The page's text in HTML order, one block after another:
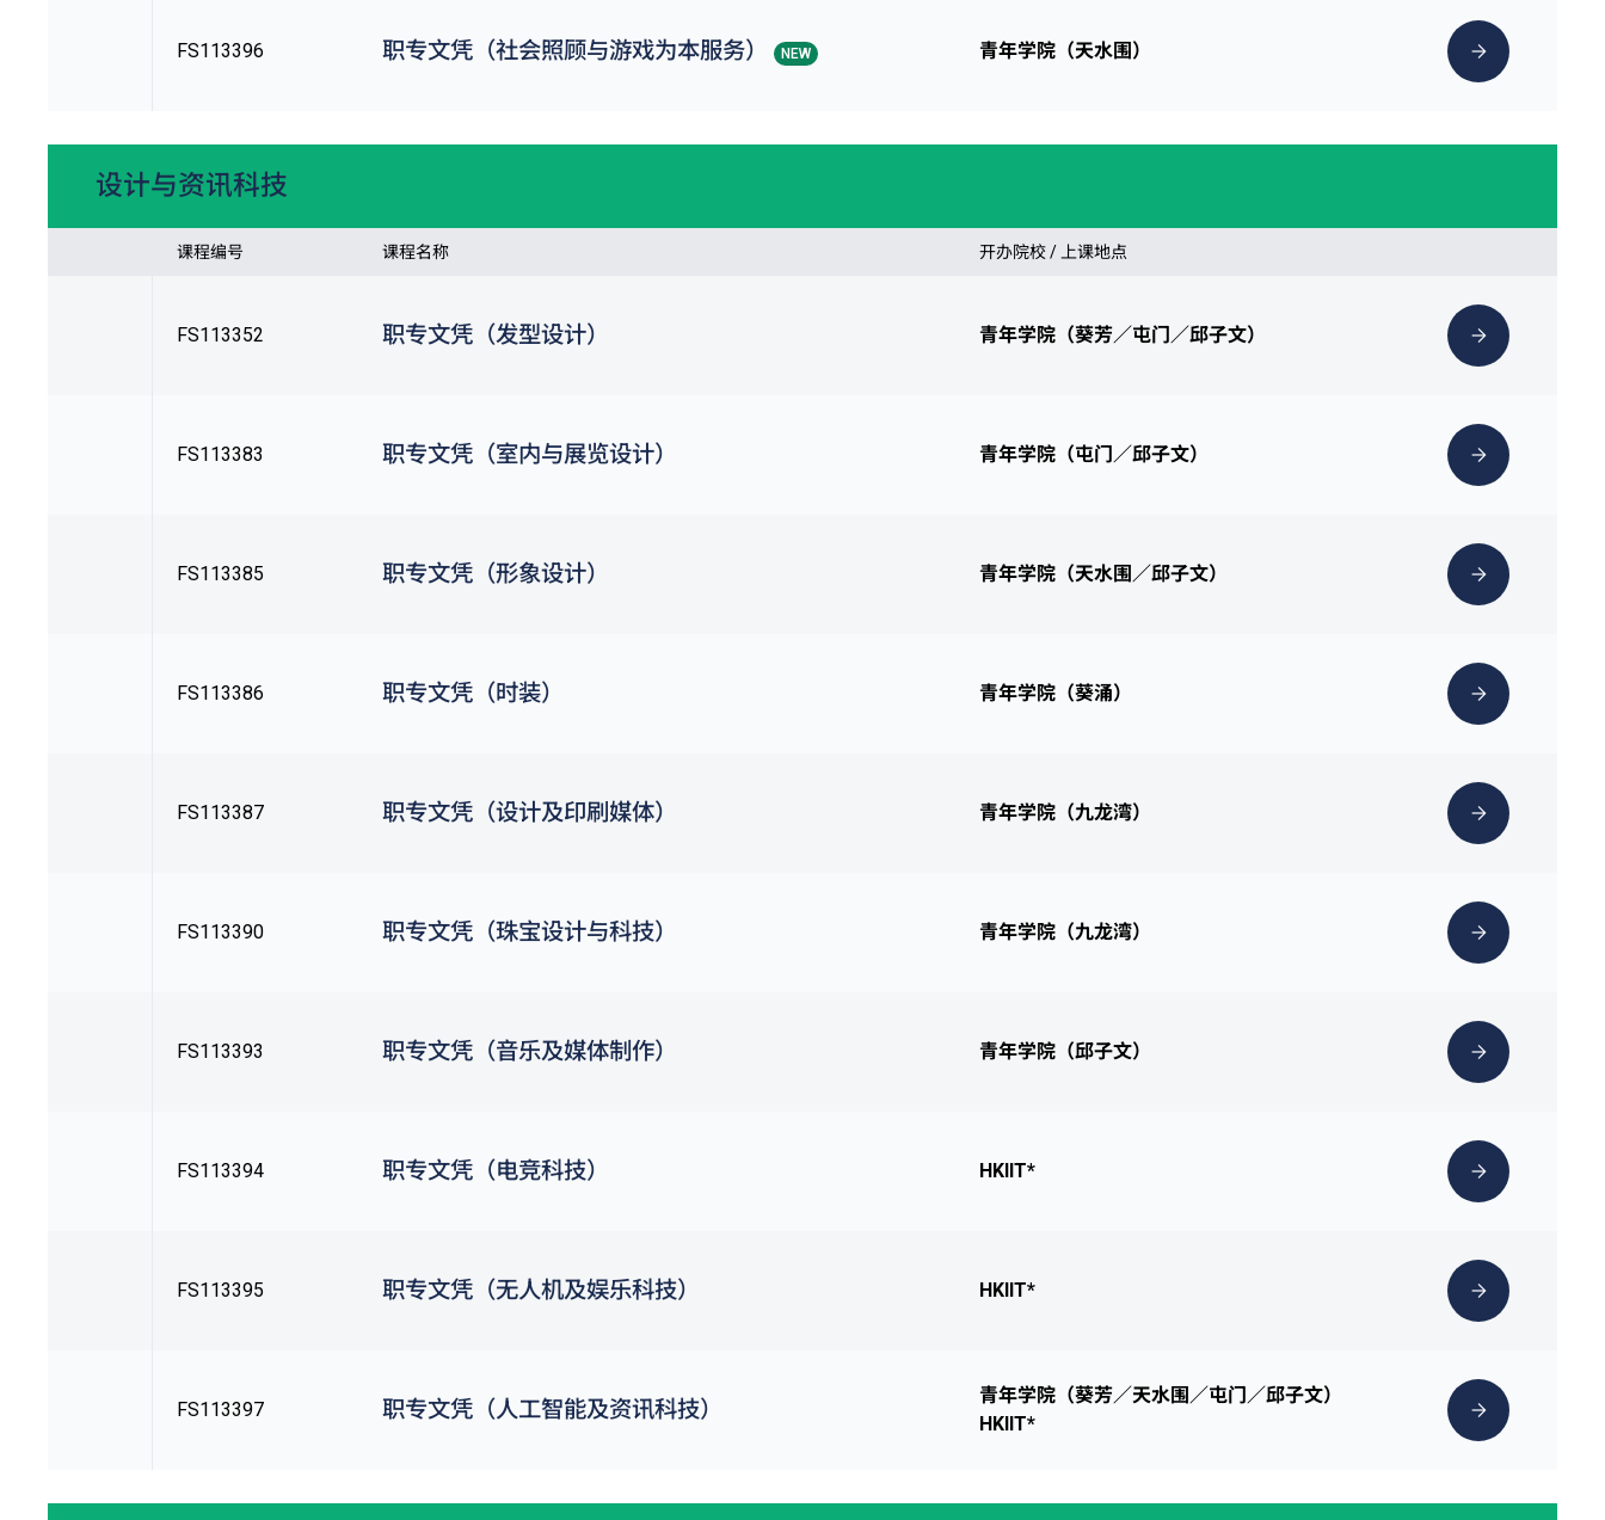
FS113396 职专文凭（社会照顾与游戏为本服务） NEW 青年学院（天水围）
设计与资讯科技
课程编号 课程名称 开办院校 / 上课地点
FS113352 职专文凭（发型设计） 青年学院（葵芳／屯门／邱子文）
FS113383 职专文凭（室内与展览设计） 青年学院（屯门／邱子文）
FS113385 职专文凭（形象设计） 青年学院（天水围／邱子文）
FS113386 职专文凭（时装） 青年学院（葵涌）
FS113387 职专文凭（设计及印刷媒体） 青年学院（九龙湾）
FS113390 职专文凭（珠宝设计与科技） 青年学院（九龙湾）
FS113393 职专文凭（音乐及媒体制作） 青年学院（邱子文）
FS113394 职专文凭（电竞科技） HKIIT*
FS113395 职专文凭（无人机及娱乐科技） HKIIT*
FS113397 职专文凭（人工智能及资讯科技）
青年学院（葵芳／天水围／屯门／邱子文）
HKIIT*